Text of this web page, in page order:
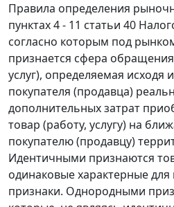
Правила определения
пунктах 4 - 11 статьи 40
согласно которым под
признается сфера
услуг), определяемая исходя
покупателя (продавца)
дополнительных затрат
товар (работу, услугу) на
покупателю (продавцу)
Идентичными признаются
одинаковые характерные
признаки. Однородными